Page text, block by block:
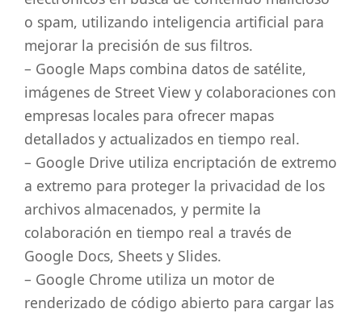
o spam, utilizando inteligencia artificial para
mejorar la precisión de sus filtros.
– Google Maps combina datos de satélite,
imágenes de Street View y colaboraciones con
empresas locales para ofrecer mapas
detallados y actualizados en tiempo real.
– Google Drive utiliza encriptación de extremo
a extremo para proteger la privacidad de los
archivos almacenados, y permite la
colaboración en tiempo real a través de
Google Docs, Sheets y Slides.
– Google Chrome utiliza un motor de
renderizado de código abierto para cargar las